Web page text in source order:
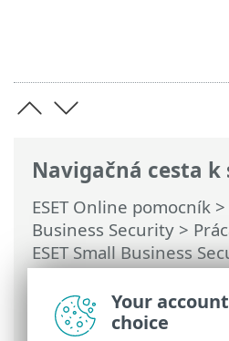
Navigačná cesta
ESET Online pomocník >
Business Security >
ESET Small Business
Nastavenia>Ochrana
okná – ochrana siete >
spojenia – detekcia
Your
choice